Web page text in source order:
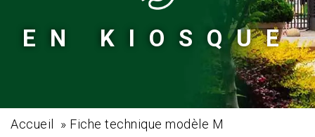
EN KIOSQUE
Accueil » Fiche technique modèle M